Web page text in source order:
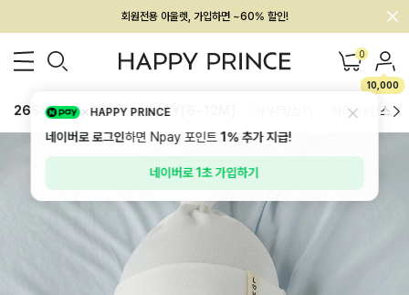
회원전용 아울렛, 가입하면 ~60% 할인!
멤버십 최대 28,000원 혜택 0
10,000
26SS 신상 BEST BABY[6~12M] 하의/레깅스
HAPPY PRINCE
네이버로 로그인하면 Npay 포인트1%추가 지급!
네이버로 1초 가입하기